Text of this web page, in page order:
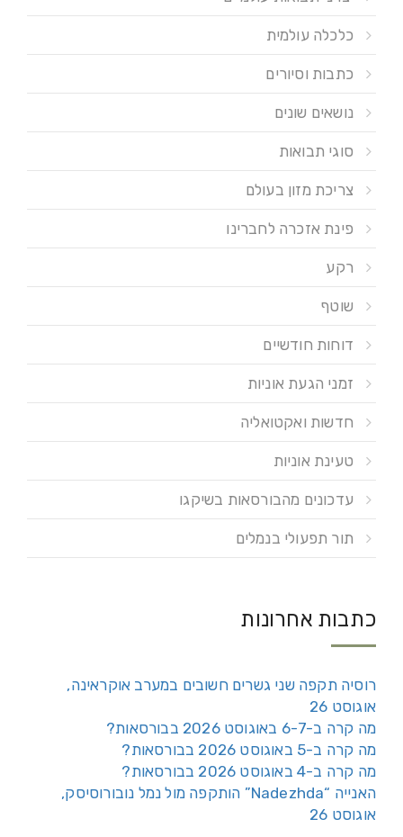
כלכלה עולמית
כתבות וסיורים
נושאים שונים
סוגי תבואות
צריכת מזון בעולם
פינת אזכרה לחברינו
רקע
שוטף
דוחות חודשיים
זמני הגעת אוניות
חדשות ואקטואליה
טעינת אוניות
עדכונים מהבורסאות בשיקגו
תור תפעולי בנמלים
כתבות אחרונות
רוסיה תקפה שני גשרים חשובים במערב אוקראינה,
אוגוסט 26
מה קרה ב-6-7 באוגוסט 2026 בבורסאות?
מה קרה ב-5 באוגוסט 2026 בבורסאות?
מה קרה ב-4 באוגוסט 2026 בבורסאות?
האנייה “Nadezhda” הותקפה מול נמל נובורוסיסק,
אוגוסט 26